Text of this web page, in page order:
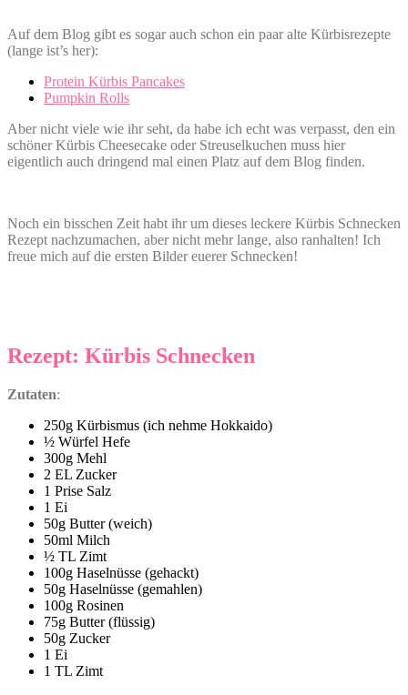
Auf dem Blog gibt es sogar auch schon ein paar alte Kürbisrezepte
(lange ist’s her):
Protein Kürbis Pancakes
Pumpkin Rolls
Aber nicht viele wie ihr seht, da habe ich echt was verpasst, den ein
schöner Kürbis Cheesecake oder Streuselkuchen muss hier
eigentlich auch dringend mal einen Platz auf dem Blog finden.
Noch ein bisschen Zeit habt ihr um dieses leckere Kürbis Schnecken
Rezept nachzumachen, aber nicht mehr lange, also ranhalten! Ich
freue mich auf die ersten Bilder euerer Schnecken!
Rezept: Kürbis Schnecken
Zutaten:
250g Kürbismus (ich nehme Hokkaido)
½ Würfel Hefe
300g Mehl
2 EL Zucker
1 Prise Salz
1 Ei
50g Butter (weich)
50ml Milch
½ TL Zimt
100g Haselnüsse (gehackt)
50g Haselnüsse (gemahlen)
100g Rosinen
75g Butter (flüssig)
50g Zucker
1 Ei
1 TL Zimt